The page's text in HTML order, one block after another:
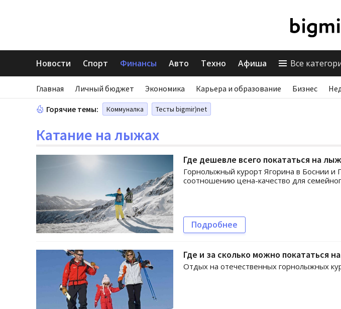
Новости Спорт Финансы Авто Техно Афиша Все
Главная Личный бюджет Экономика Карьера и образование Бизнес
Горячие темы: Коммуналка Тесты bigmir)net
Катание на лыжах
Где дешевле всего покататься на
Горнолыжный курорт Ягорина в Боснии и
соотношению цена-качество для
Подробнее
Где и за сколько можно покататься
Отдых на отечественных горнолыжных